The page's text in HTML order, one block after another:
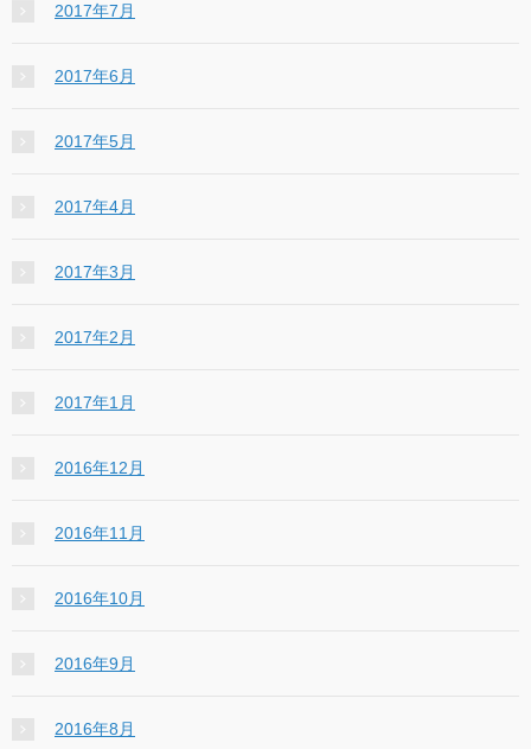
2017年7月
2017年6月
2017年5月
2017年4月
2017年3月
2017年2月
2017年1月
2016年12月
2016年11月
2016年10月
2016年9月
2016年8月